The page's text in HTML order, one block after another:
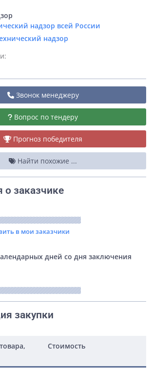
надзор всей России
надзор
Звонок менеджеру
Вопрос по тендеру
Прогноз победителя
Найти похожие ...
заказчике
в мои заказчики
дней со дня заключения
закупки
Стоимость